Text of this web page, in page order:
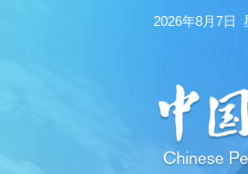
2026年8月7日